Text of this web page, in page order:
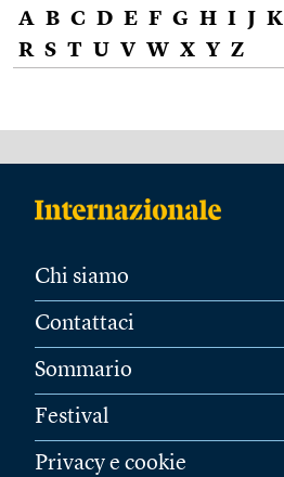
A B C D E F G H I J K
R S T U V W X Y Z
Chi siamo
Contattaci
Sommario
Festival
Privacy e cookie